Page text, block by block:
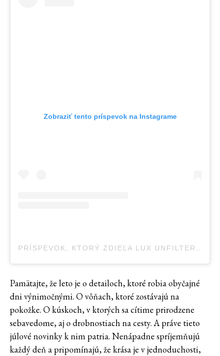
Zobraziť tento príspevok na Instagrame
PRÍSPEVOK, KTORÝ ZDIEĽA LUX UNFILTERED (@LUXUNFILTERED)
Pamätajte, že leto je o detailoch, ktoré robia obyčajné
dni výnimočnými. O vôňach, ktoré zostávajú na
pokožke. O kúskoch, v ktorých sa cítime prirodzene
sebavedome, aj o drobnostiach na cesty. A práve tieto
júlové novinky k nim patria. Nenápadne spríjemňujú
každý deň a pripomínajú, že krása je v jednoduchosti,